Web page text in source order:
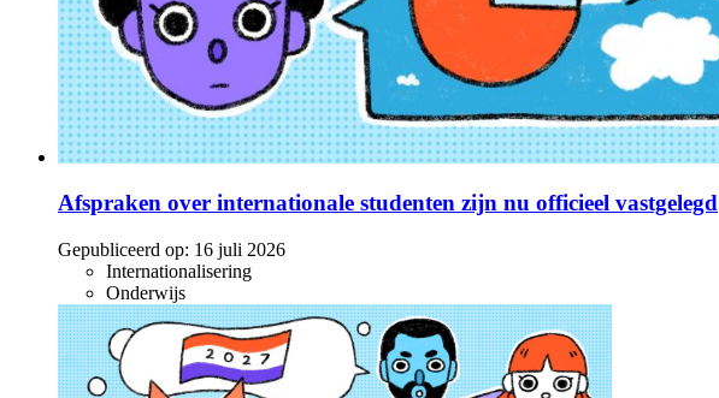
Afspraken over internationale studenten zijn nu officieel vastgelegd
Gepubliceerd op: 16 juli 2026
Internationalisering
Onderwijs